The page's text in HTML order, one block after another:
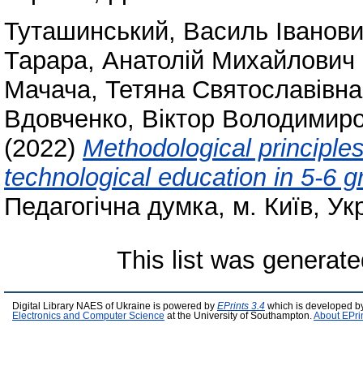
Туташинський, Василь
Тарара, Анатолій Михайлович
Мачача, Тетяна Святославівна
Вдовченко, Віктор
(2022) Methodological
technological education in 5-6
Педагогічна думка, м. Київ,
This list was
Digital Library NAES of Ukraine is powered by EPrints 3.4 which is developed
Electronics and Computer Science at the University of Southampton. About